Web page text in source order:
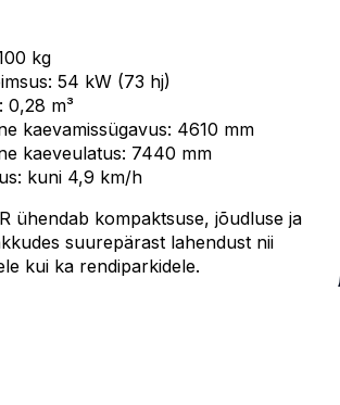
kg
54 kW (73 hj)
0,28 m³
kaevamissügavus: 4610 mm
kaeveulatus: 7440 mm
kuni 4,9 km/h
ühendab kompaktsuse, jõudluse ja
suurepärast lahendust nii
kui ka rendiparkidele.